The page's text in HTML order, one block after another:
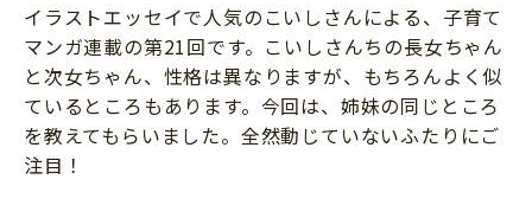
科学・プログラミング
教育・学習
絵本・読み聞かせ
ファッション・美容
行事・イベント
トラブル
親子でいっしょに
イラストエッセイで人気のこいしさんによる、子育て
マンガ連載の第21回です。こいしさんちの長女ちゃん
と次女ちゃん、性格は異なりますが、もちろんよく似
ているところもあります。今回は、姉妹の同じところ
を教えてもらいました。全然動じていないふたりにご
注目！